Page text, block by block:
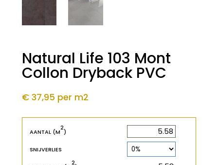
Natural Life 103 Mont
Collon Dryback PVC
€ 37,95 per m2
AANTAL (M
2
)
SNIJVERLIES
2